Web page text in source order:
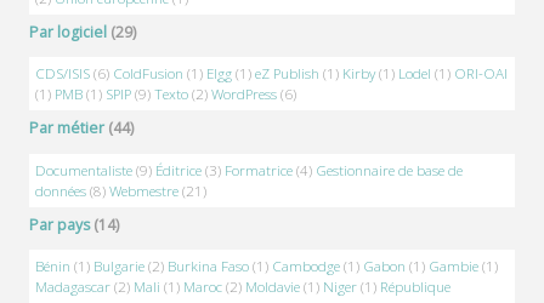
Par logiciel (29)
CDS/ISIS (6) ColdFusion (1) Elgg (1)eZ Publish (1) Kirby(1) Lodel (1) ORI-OAI
(1) PMB (1) SPIP (9)Texto (2)WordPress (6)
Par métier (44)
Documentaliste (9) Éditrice (3) Formatrice (4) Gestionnaire de base de
données (8)Webmestre (21)
Par pays(14)
Bénin (1) Bulgarie (2) Burkina Faso (1) Cambodge (1) Gabon (1) Gambie (1)
Madagascar (2) Mali (1) Maroc (2) Moldavie (1) Niger (1) République